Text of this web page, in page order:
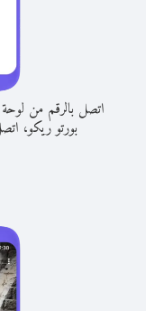
اتصل بالرقم من
بورتو ريكو،